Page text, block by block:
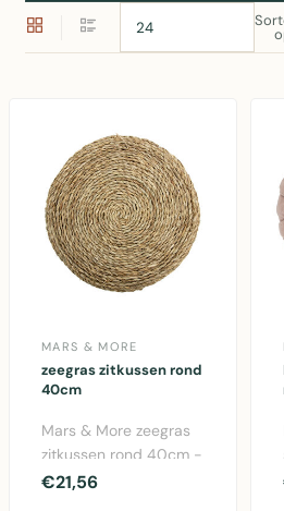
MARS & MORE
zeegras zitkussen rond
40cm
Mars & More zeegras
zitkussen rond 40cm -
comfortabel zitcomfort
€21,56